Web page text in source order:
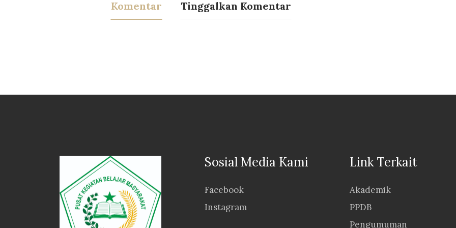
Komentar Tinggalkan Komentar
Sosial Media Kami
Facebook
Instagram
Link Terkait
Akademik
PPDB
Pengumuman